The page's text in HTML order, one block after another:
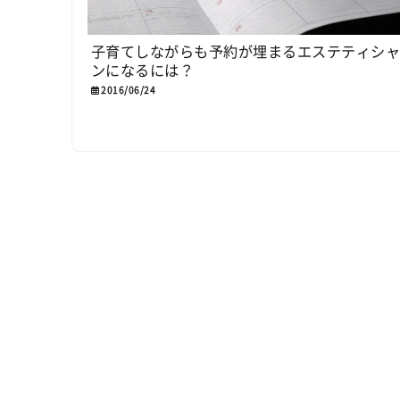
子育てしながらも予約が埋まるエステティシャ
ンになるには？
2016/06/24